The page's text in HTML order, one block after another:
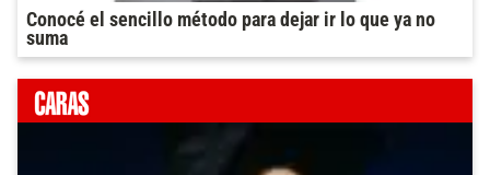
Conocé el sencillo método para dejar ir lo que ya no
suma